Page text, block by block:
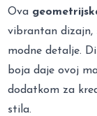
Ova
vibrantan dizajn,
modne detalje.
boja daje ovoj
dodatkom za
stila.